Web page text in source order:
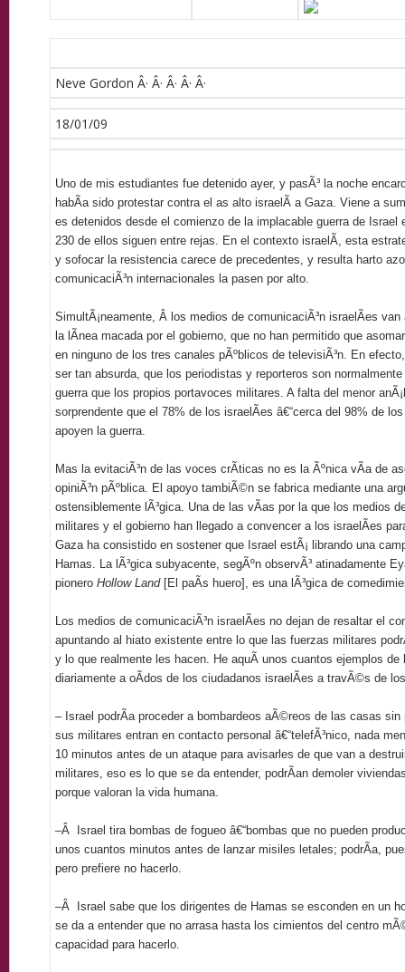
Neve Gordon Â· Â· Â· Â· Â·
18/01/09
Uno de mis estudiantes fue detenido ayer, y pasÃ³ la noche
habÃ­a sido protestar contra el as alto israelÃ­ a Gaza. Viene a
es detenidos desde el comienzo de la implacable guerra de Israel
230 de ellos siguen entre rejas. En el contexto israelÃ­, esta
y sofocar la resistencia carece de precedentes, y resulta harto
comunicaciÃ³n internacionales la pasen por alto.
SimultÃ¡neamente, Â los medios de comunicaciÃ³n israelÃ­es
la lÃ­nea macada por el gobierno, que no han permitido que
en ninguno de los tres canales pÃºblicos de televisiÃ³n. En
ser tan absurda, que los periodistas y reporteros son
guerra que los propios portavoces militares. A falta del menor
sorprendente que el 78% de los israelÃ­es â€“cerca del 98% de
apoyen la guerra.
Mas la evitaciÃ³n de las voces crÃ­ticas no es la Ãºnica vÃ­a de
opiniÃ³n pÃºblica. El apoyo tambiÃ©n se fabrica mediante una
ostensiblemente lÃ³gica. Una de las vÃ­as por la que los medios
militares y el gobierno han llegado a convencer a los israelÃ­es
Gaza ha consistido en sostener que Israel estÃ¡ librando una
Hamas. La lÃ³gica subyacente, segÃºn observÃ³ atinadamente
pionero Hollow Land [El paÃ­s huero], es una lÃ³gica de
Los medios de comunicaciÃ³n israelÃ­es no dejan de resaltar el
apuntando al hiato existente entre lo que las fuerzas militares
y lo que realmente les hacen. He aquÃ­ unos cuantos ejemplos de
diariamente a oÃ­dos de los ciudadanos israelÃ­es a travÃ©s de
– Israel podrÃ­a proceder a bombardeos aÃ©reos de las casas
sus militares entran en contacto personal â€“telefÃ³nico, nada
10 minutos antes de un ataque para avisarles de que van a
militares, eso es lo que se da entender, podrÃ­an demoler
porque valoran la vida humana.
–Â
Israel tira bombas de fogueo â€“bombas que no pueden
unos cuantos minutos antes de lanzar misiles letales; podrÃ­a,
pero prefiere no hacerlo.
–Â
Israel sabe que los dirigentes de Hamas se esconden en un
se da a entender que no arrasa hasta los cimientos del centro
capacidad para hacerlo.